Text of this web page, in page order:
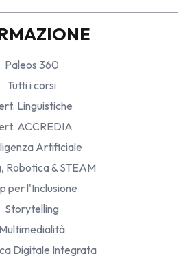
Paleos 360
Tutti i corsi
Linguistiche
ACCREDIA
Artificiale
Robotica & STEAM
per l'Inclusione
Storytelling
Multimedialità
Digitale Integrata